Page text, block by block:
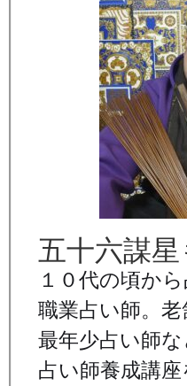
五十六謀
１０代の頃か
職業占い師。
最年少占い師
占い師養成講